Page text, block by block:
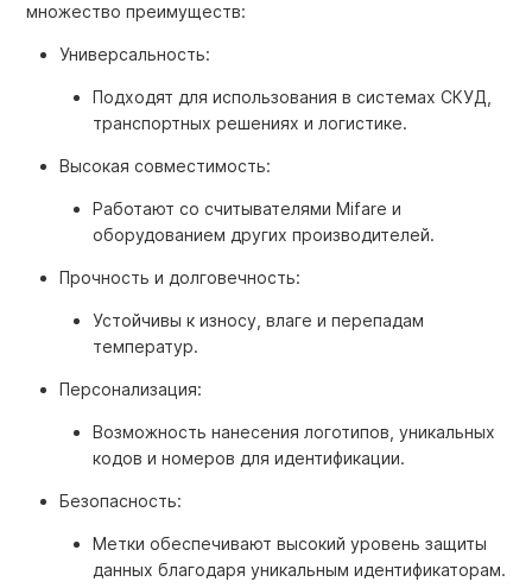
множество преимуществ:
Универсальность:
Подходят для использования в системах СКУД,
транспортных решениях и логистике.
Высокая совместимость:
Работают со считывателями Mifare и
оборудованием других производителей.
Прочность и долговечность:
Устойчивы к износу, влаге и перепадам
температур.
Персонализация:
Возможность нанесения логотипов, уникальных
кодов и номеров для идентификации.
Безопасность:
Метки обеспечивают высокий уровень защиты
данных благодаря уникальным идентификаторам.